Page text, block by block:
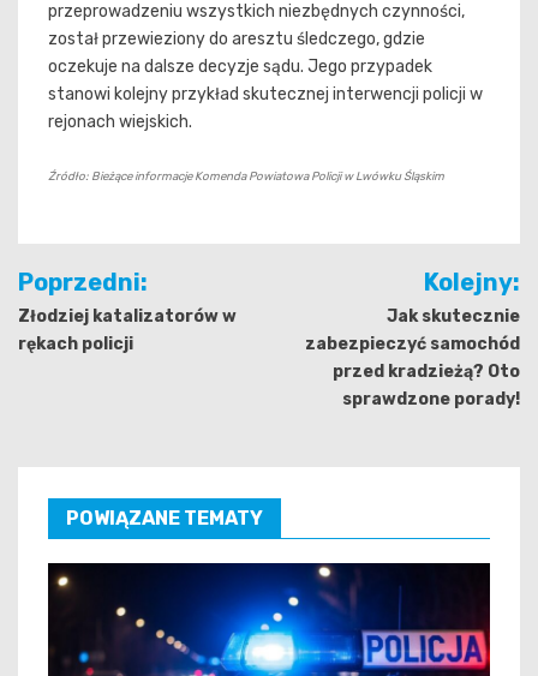
przeprowadzeniu wszystkich niezbędnych czynności,
został przewieziony do aresztu śledczego, gdzie
oczekuje na dalsze decyzje sądu. Jego przypadek
stanowi kolejny przykład skutecznej interwencji policji w
rejonach wiejskich.
Źródło: Bieżące informacje Komenda Powiatowa Policji w Lwówku Śląskim
Nawigacja
wpisu
Poprzedni:
Złodziej katalizatorów w
rękach policji
Kolejny:
Jak skutecznie
zabezpieczyć samochód
przed kradzieżą? Oto
sprawdzone porady!
POWIĄZANE TEMATY